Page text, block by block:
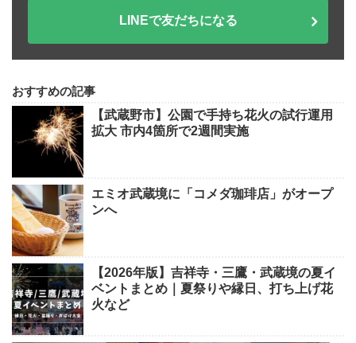
LINEで友だちになる
おすすめの記事
【武蔵野市】公園で手持ち花火の試行運用
拡大 市内4箇所で2週間実施
エミオ武蔵境に「コメダ珈琲店」がオープ
ンへ
【2026年版】吉祥寺・三鷹・武蔵境の夏イ
ベントまとめ｜夏祭りや縁日、打ち上げ花
火など